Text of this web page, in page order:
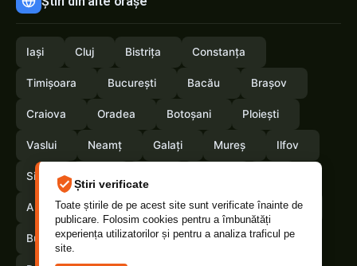
Știri verificate
Toate știrile de pe acest site sunt verificate înainte de
publicare. Folosim cookies pentru a îmbunătăți
experiența utilizatorilor și pentru a analiza traficul pe
site.
Iași Cluj Bistrița Constanța
Timișoara București Bacău Brașov
Craiova Oradea Botoșani Ploiești
Vaslui Neamț Galați Mureș Ilfov
Sibiu
Arges Maramures Vrancea Satumare
Buzau Braila Calarasi Suceava